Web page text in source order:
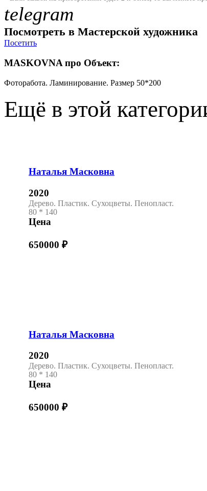
telegram
Посмотреть в Мастерской художника
Посетить
MASKOVNA про Объект:
Фоторабота. Ламинирование. Размер 50*200
Ещё в этой
Наталья Масковна
2020
Дерево. Пластик. Сухоцветы. Пенопласт.
80 * 140
Цена
650000 ₽
Наталья Масковна
2020
Дерево. Пластик. Сухоцветы. Пенопласт.
80 * 140
Цена
650000 ₽